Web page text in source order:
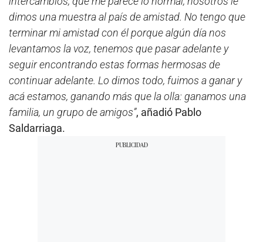
dimos una muestra al país de amistad. No tengo que
terminar mi amistad con él porque algún día nos
levantamos la voz, tenemos que pasar adelante y
seguir encontrando estas formas hermosas de
continuar adelante. Lo dimos todo, fuimos a ganar y
acá estamos, ganando más que la olla: ganamos una
familia, un grupo de amigos”, añadió Pablo
Saldarriaga.